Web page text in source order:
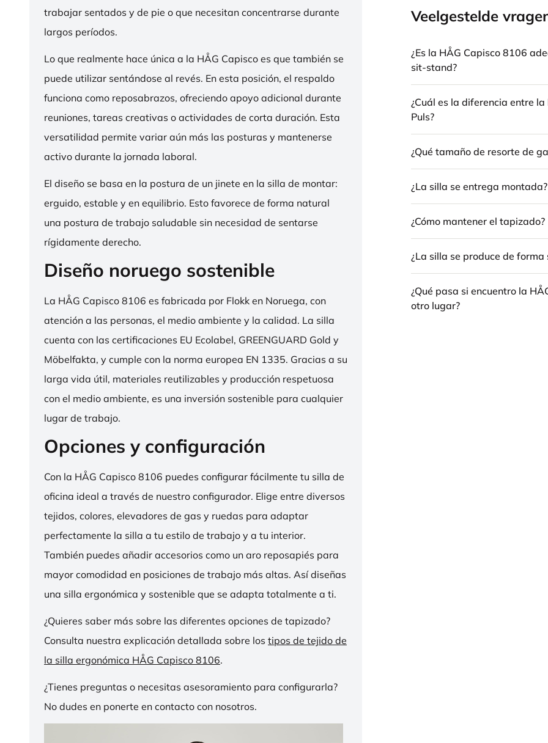
trabajar sentados y de pie o que necesitan concentrarse durante
largos períodos.
Lo que realmente hace única a la HÅG Capisco es que también se
puede utilizar sentándose al revés. En esta posición, el respaldo
funciona como reposabrazos, ofreciendo apoyo adicional durante
reuniones, tareas creativas o actividades de corta duración. Esta
versatilidad permite variar aún más las posturas y mantenerse
activo durante la jornada laboral.
El diseño se basa en la postura de un jinete en la silla de montar:
erguido, estable y en equilibrio. Esto favorece de forma natural
una postura de trabajo saludable sin necesidad de sentarse
rígidamente derecho.
Diseño noruego sostenible
La HÅG Capisco 8106 es fabricada por Flokk en Noruega, con
atención a las personas, el medio ambiente y la calidad. La silla
cuenta con las certificaciones EU Ecolabel, GREENGUARD Gold y
Möbelfakta, y cumple con la norma europea EN 1335. Gracias a su
larga vida útil, materiales reutilizables y producción respetuosa
con el medio ambiente, es una inversión sostenible para cualquier
lugar de trabajo.
Opciones y configuración
Con la HÅG Capisco 8106 puedes configurar fácilmente tu silla de
oficina ideal a través de nuestro configurador. Elige entre diversos
tejidos, colores, elevadores de gas y ruedas para adaptar
perfectamente la silla a tu estilo de trabajo y a tu interior.
También puedes añadir accesorios como un aro reposapiés para
mayor comodidad en posiciones de trabajo más altas. Así diseñas
una silla ergonómica y sostenible que se adapta totalmente a ti.
¿Quieres saber más sobre las diferentes opciones de tapizado?
Consulta nuestra explicación detallada sobre los tipos de tejido de
la silla ergonómica HÅG Capisco 8106.
¿Tienes preguntas o necesitas asesoramiento para configurarla?
No dudes en ponerte en contacto con nosotros.
Veelgestelde
¿Es la HÅG Capisco 8106
sit-stand?
¿Cuál es la diferencia entre
Puls?
¿Qué tamaño de resorte de
¿La silla se entrega montada?
¿Cómo mantener el tapizado?
¿La silla se produce de forma
¿Qué pasa si encuentro la
otro lugar?